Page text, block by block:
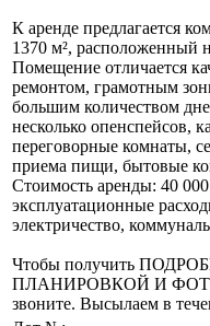
К аренде предлагается
1370 м²,
Помещение отличается
ремонтом, грамотным
большим количеством
несколько опенспейсов,
переговорные комнаты,
приема пищи, бытовые
Стоимость аренды: 40
эксплуатационные
электричество,
Чтобы получить
ПЛАНИРОВКОЙ И
звоните. Высылаем в